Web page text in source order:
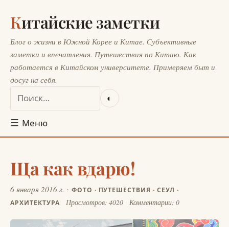
Китайские заметки
Блог о жизни в Южной Корее и Китае. Субъективные
заметки и впечатления. Путешествия по Китаю. Как
работается в Китайском университете. Примеряем быт и
досуг на себя.
◐
☰ Меню
Ща как вдарю!
6 января 2016 г. ФОТО · ПУТЕШЕСТВИЯ · СЕУЛ ·
АРХИТЕКТУРА
Просмотров: 4020 Комментарии: 0